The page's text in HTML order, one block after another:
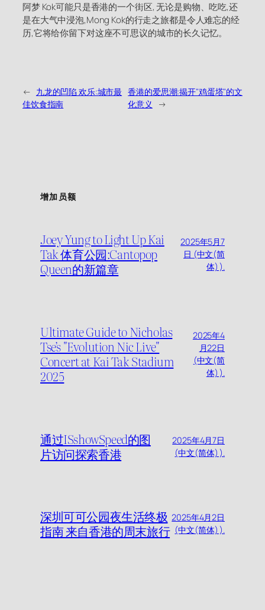
阿梦 Kok可能只是香港的一个街区, 无论是购物、吃吃,还
是在大气中浸泡,Mong Kok的行走之旅都是令人难忘的经
历,它将给你留下对这座不可思议的城市的长久记忆。
← 九龙的凹陷 欢乐:城市最
佳饮食指南
香港的爱思潮:揭开"鸡蛋塔"的文
化意义
→
增加员额
Joey Yung to Light Up Kai
Tak 体育公园:Cantopop
Queen的新篇章
2025年5月7
日 (中文(简
体) ).
Ultimate Guide to Nicholas
Tse’s "Evolution Nic Live"
Concert at Kai Tak Stadium
2025
2025年4
月22日
(中文(简
体) ).
通过ISshowSpeed的图
片访问探索香港
2025年4月7日
(中文(简体) ).
深圳可可公园夜生活终极
指南 来自香港的周末旅行
2025年4月2日
(中文(简体) ).